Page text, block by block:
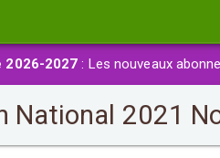
2026-2027 : Les nouveaux
National 2021